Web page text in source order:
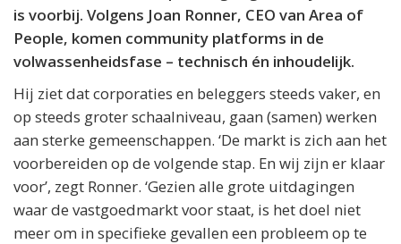
is voorbij. Volgens Joan Ronner, CEO van Area of
People, komen community platforms in de
volwassenheidsfase – technisch én inhoudelijk.
Hij ziet dat corporaties en beleggers steeds vaker, en
op steeds groter schaalniveau, gaan (samen) werken
aan sterke gemeenschappen. ‘De markt is zich aan het
voorbereiden op de volgende stap. En wij zijn er klaar
voor’, zegt Ronner. ‘Gezien alle grote uitdagingen
waar de vastgoedmarkt voor staat, is het doel niet
meer om in specifieke gevallen een probleem op te